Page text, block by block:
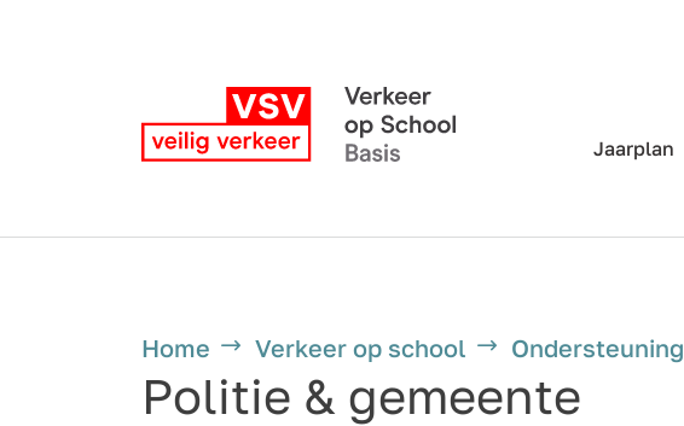
Jaarplan
Home Verkeer op school Ondersteuning
Politie & gemeente